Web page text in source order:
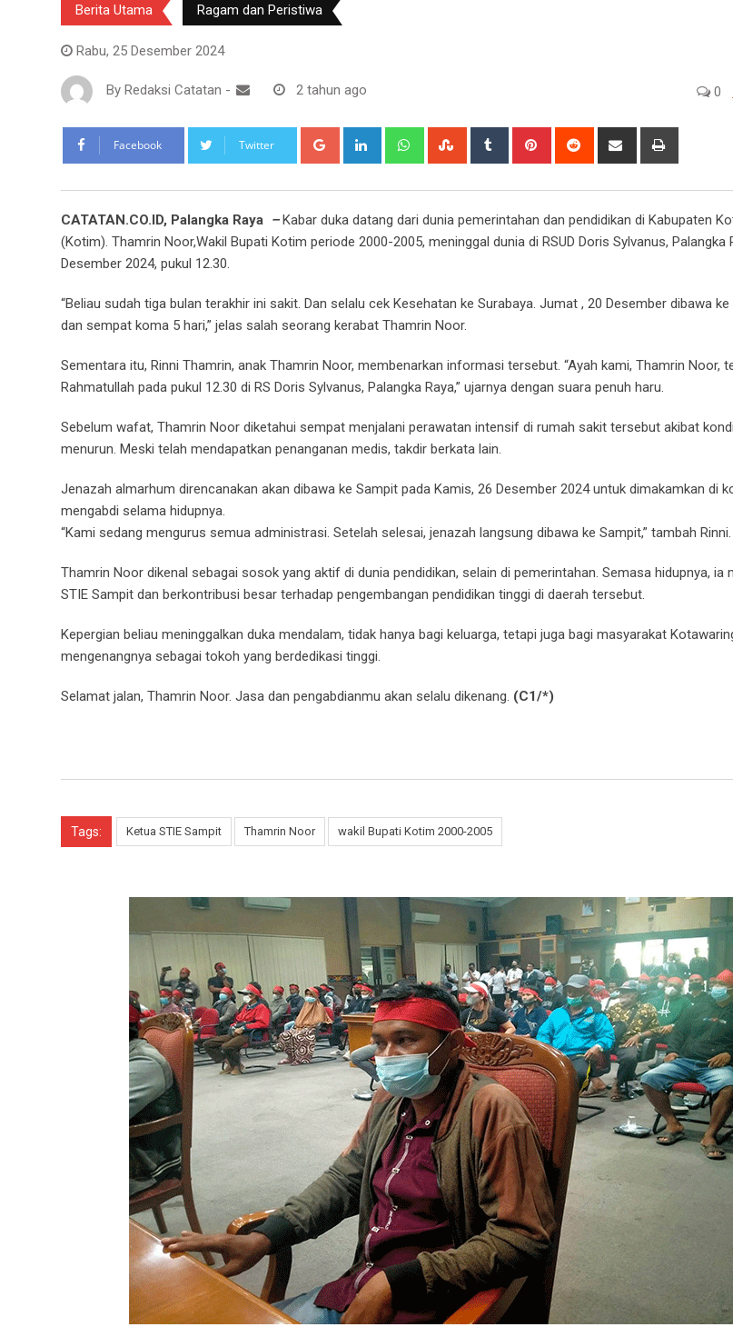
Berita Utama Ragam dan Peristiwa
Rabu, 25 Desember 2024
By Redaksi Catatan - 2 tahun ago 0
Facebook Twitter Google+ LinkedIn WhatsappStumbleUpon
Tumblr Pinterest Reddit
Share
CATATAN.CO.ID, Palangka Raya –Kabar duka datang dari dunia pemerintahan dan pendidikan di Kabupaten
(Kotim). Thamrin Noor,Wakil Bupati Kotim periode 2000-2005, meninggal dunia di RSUD Doris Sylvanus, Palangka
Desember 2024, pukul 12.30.
“Beliau sudah tiga bulan terakhir ini sakit. Dan selalu cek Kesehatan ke Surabaya. Jumat , 20 Desember dibawa
dan sempat koma 5 hari,” jelas salah seorang kerabat Thamrin Noor.
Sementara itu, Rinni Thamrin, anak Thamrin Noor, membenarkan informasi tersebut. “Ayah kami, Thamrin Noor,
Rahmatullah pada pukul 12.30 di RS Doris Sylvanus, Palangka Raya,” ujarnya dengan suara penuh haru.
Sebelum wafat, Thamrin Noor diketahui sempat menjalani perawatan intensif di rumah sakit tersebut akibat
menurun. Meski telah mendapatkan penanganan medis, takdir berkata lain.
Jenazah almarhum direncanakan akan dibawa ke Sampit pada Kamis, 26 Desember 2024 untuk dimakamkan di
mengabdi selama hidupnya.
“Kami sedang mengurus semua administrasi. Setelah selesai, jenazah langsung dibawa ke Sampit,” tambah Rinni.
Thamrin Noor dikenal sebagai sosok yang aktif di dunia pendidikan, selain di pemerintahan. Semasa hidupnya, ia
STIE Sampit dan berkontribusi besar terhadap pengembangan pendidikan tinggi di daerah tersebut.
Kepergian beliau meninggalkan duka mendalam, tidak hanya bagi keluarga, tetapi juga bagi masyarakat
mengenangnya sebagai tokoh yang berdedikasi tinggi.
Selamat jalan, Thamrin Noor. Jasa dan pengabdianmu akan selalu dikenang. (C1/*)
Tags: Ketua STIE Sampit Thamrin Noor wakil Bupati Kotim 2000-2005